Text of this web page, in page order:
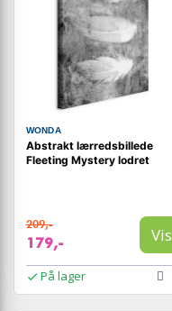
WONDA
Abstrakt lærredsbillede
Fleeting Mystery lodret
209,-
179,- Vis
På lager